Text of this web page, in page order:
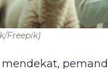
Freepik)